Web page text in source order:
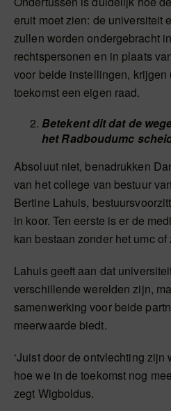
eruit moet zien: de universiteit
zullen worden ondergebracht
rechtspersonen en in plaats
voor beide instellingen,
toekomst een eigen raad.
Betekent dit dat de
het Radboudumc
Absoluut niet, benadrukken
van het college van bestuur
Bertine Lahuis,
in koor. Ten eerste is er de
kan bestaan zonder het umc
Lahuis geeft aan dat
verschillende werelden zijn,
samenwerking voor beide
meerwaarde biedt.
‘Juist door de ontvlechting
hoe we in de toekomst nog
zegt Wigboldus.